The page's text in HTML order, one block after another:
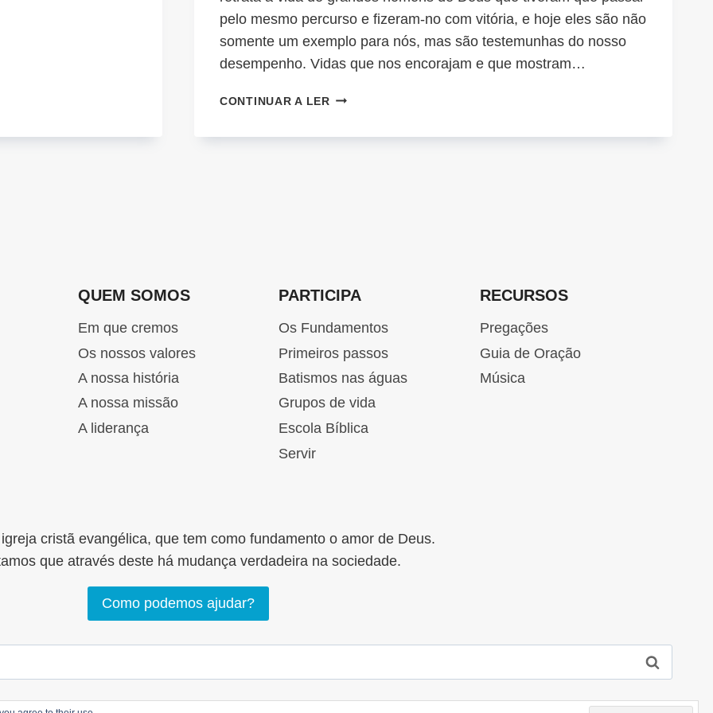
pelo mesmo percurso e fizeram-no com vitória, e hoje eles são não
somente um exemplo para nós, mas são testemunhas do nosso
desempenho. Vidas que nos encorajam e que mostram…
CONTINUAR A LERA
QUEM SOMOS
Em que cremos
Os nossos valores
A nossa história
A nossa missão
A liderança
PARTICIPA
Os Fundamentos
Primeiros passos
Batismos nas águas
Grupos de vida
Escola Bíblica
Servir
RECURSOS
Pregações
Guia de Oração
Música
cristã evangélica, que tem como fundamento o amor de Deus.
que através deste há mudança verdadeira na sociedade.
Como podemos ajudar?